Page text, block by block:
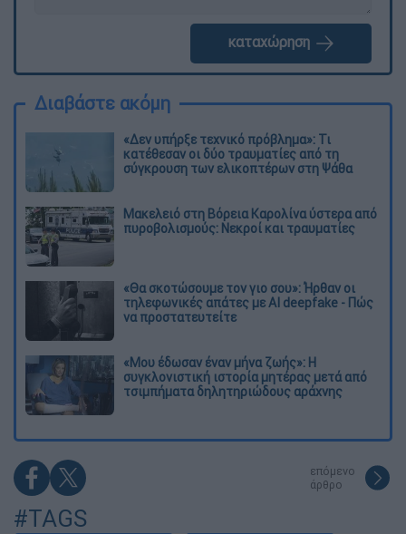
καταχώρηση
Διαβάστε ακόμη
«Δεν υπήρξε τεχνικό πρόβλημα»: Τι
κατέθεσαν οι δύο τραυματίες από τη
σύγκρουση των ελικοπτέρων στη Ψάθα
Μακελειό στη Βόρεια Καρολίνα ύστερα από
πυροβολισμούς: Νεκροί και τραυματίες
«Θα σκοτώσουμε τον γιο σου»: Ήρθαν οι
τηλεφωνικές απάτες με AI deepfake - Πώς
να προστατευτείτε
«Μου έδωσαν έναν μήνα ζωής»: Η
συγκλονιστική ιστορία μητέρας μετά από
τσιμπήματα δηλητηριώδους αράχνης
επόμενο
άρθρο
#TAGS